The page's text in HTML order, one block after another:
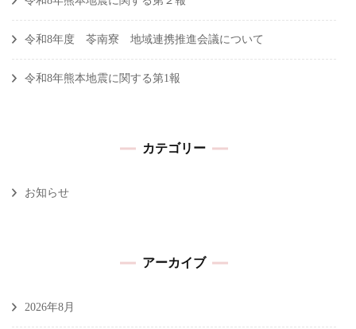
令和8年度 苓南寮 地域連携推進会議について
令和8年熊本地震に関する第1報
カテゴリー
お知らせ
アーカイブ
2026年8月